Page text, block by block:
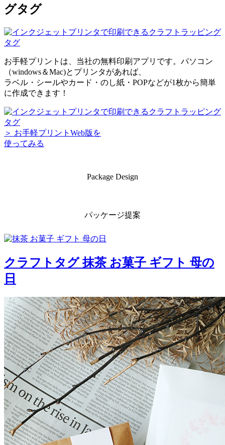
グタグ
お手軽プリントは、当社の無料印刷アプリです。パソコン
（windows＆Mac)とプリンタがあれば、
ラベル・シールやカード・のし紙・POPなどが1枚から簡単
に作成できます！
＞ お手軽プリントWeb版を
使ってみる
Package Design
パッケージ提案
クラフトタグ 抹茶 お菓子 ギフト 母の
日